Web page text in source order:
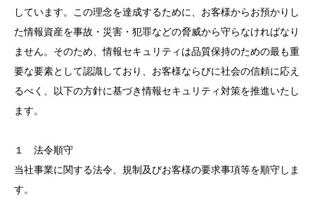
しています。この理念を達成するために、お客様からお預かりし
た情報資産を事故・災害・犯罪などの脅威から守らなければなり
ません。そのため、情報セキュリティは品質保持のための最も重
要な要素として認識しており、お客様ならびに社会の信頼に応え
るべく、以下の方針に基づき情報セキュリティ対策を推進いたし
ます。
１ 法令順守
当社事業に関する法令、規制及びお客様の要求事項等を順守しま
す。